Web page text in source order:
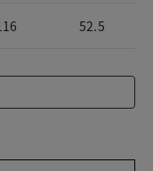
52.5